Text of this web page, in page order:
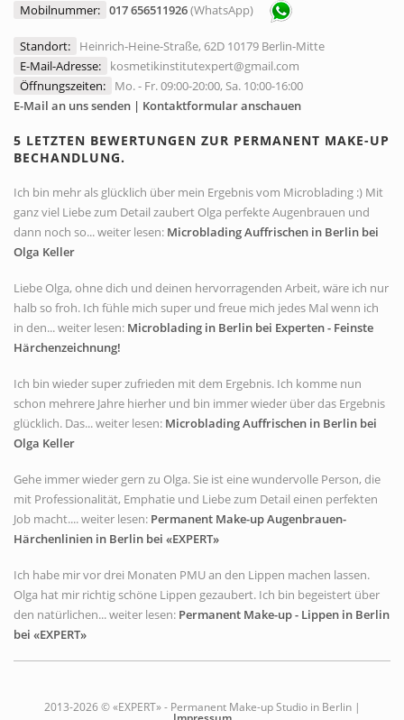
Mobilnummer: 017 656511926(WhatsApp)
Standort:
Heinrich-Heine-Straße, 62D 10179 Berlin-Mitte
E-Mail-Adresse:
kosmetikinstitutexpert@gmail.com
Öffnungszeiten:
Mo. - Fr. 09:00-20:00, Sa. 10:00-16:00
E-Mail an uns senden | Kontaktformular anschauen
5 LETZTEN BEWERTUNGEN ZUR PERMANENT MAKE-UP
BECHANDLUNG.
Ich bin mehr als glücklich über mein Ergebnis vom Microblading :) Mit
ganz viel Liebe zum Detail zaubert Olga perfekte Augenbrauen und
dann noch so... weiter lesen: Microblading Auffrischen in Berlin bei
Olga Keller
Liebe Olga, ohne dich und deinen hervorragenden Arbeit, wäre ich nur
halb so froh. Ich fühle mich super und freue mich jedes Mal wenn ich
in den... weiter lesen: Microblading in Berlin bei Experten - Feinste
Härchenzeichnung!
Ich bin wieder super zufrieden mit dem Ergebnis. Ich komme nun
schon mehrere Jahre hierher und bin immer wieder über das Ergebnis
glücklich. Das... weiter lesen: Microblading Auffrischen in Berlin bei
Olga Keller
Gehe immer wieder gern zu Olga. Sie ist eine wundervolle Person, die
mit Professionalität, Emphatie und Liebe zum Detail einen perfekten
Job macht.... weiter lesen: Permanent Make-up Augenbrauen-
Härchenlinien in Berlin bei «EXPERT»
Ich habe mir vor drei Monaten PMU an den Lippen machen lassen.
Olga hat mir richtig schöne Lippen gezaubert. Ich bin begeistert über
den natürlichen... weiter lesen: Permanent Make-up - Lippen in Berlin
bei «EXPERT»
2013-2026 © «EXPERT» - Permanent Make-up Studio in Berlin |